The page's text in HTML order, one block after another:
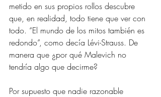
metido en sus propios rollos descubre
que, en realidad, todo tiene que ver con
todo. “El mundo de los mitos también es
redondo”, como decía Lévi-Strauss. De
manera que ¿por qué Malevich no
tendría algo que decirme?
Por supuesto que nadie razonable